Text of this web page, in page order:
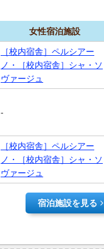
女性宿泊施設
［校内宿舎］ペルシアー
ノ・［校内宿舎］シャ・ソ
ヴァージュ
-
［校内宿舎］ペルシアー
ノ・［校内宿舎］シャ・ソ
ヴァージュ
宿泊施設を見る